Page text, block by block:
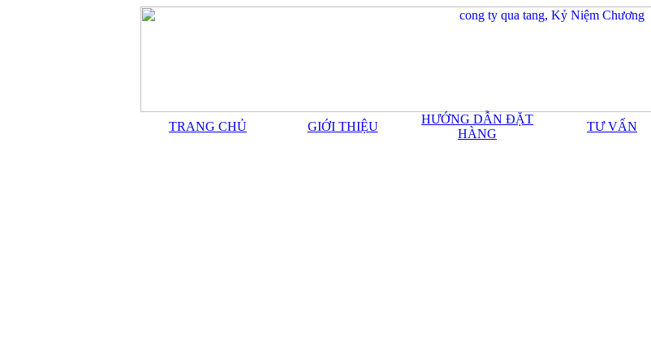
TRANG CHỦ GIỚI THIỆU
HƯỚNG DẪN ĐẶT
HÀNG
TƯ VẤN